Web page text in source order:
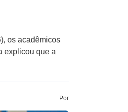
os acadêmicos
explicou que a
Por